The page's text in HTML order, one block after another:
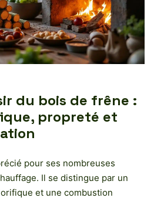
du bois de frêne :
propreté et
pour ses nombreuses
Il se distingue par un
et une combustion